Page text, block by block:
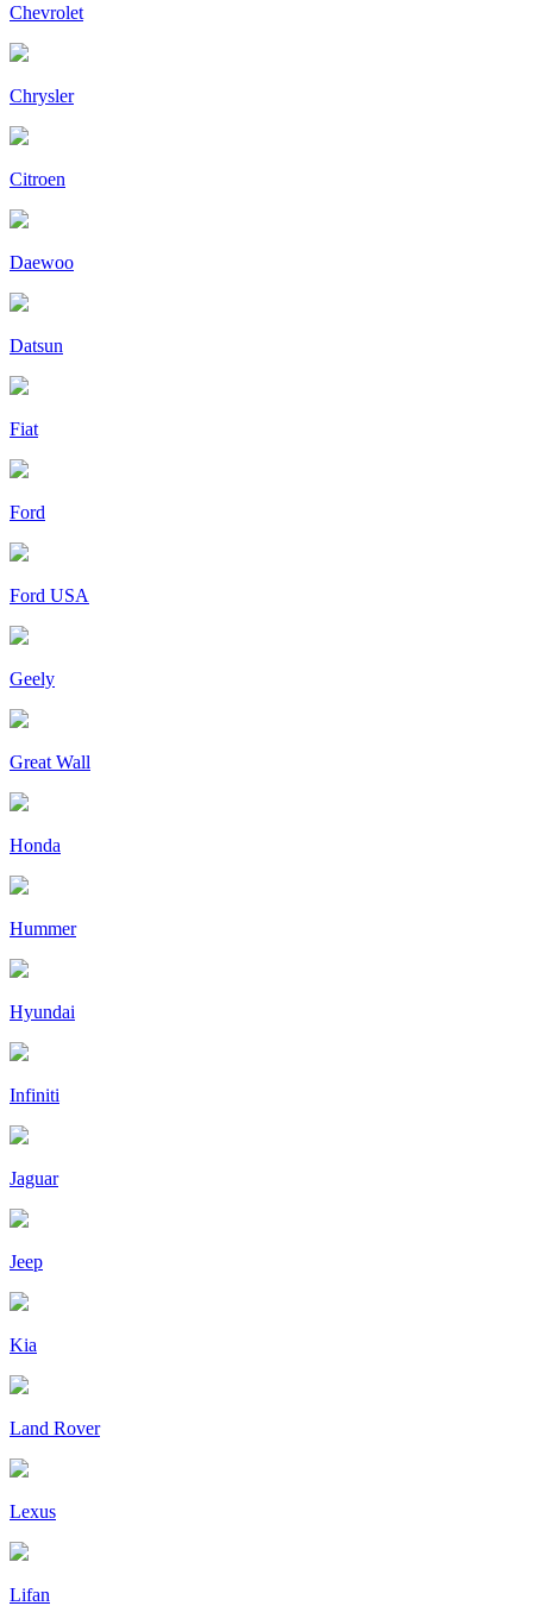
Chevrolet
Chrysler
Citroen
Daewoo
Datsun
Fiat
Ford
Ford USA
Geely
Great Wall
Honda
Hummer
Hyundai
Infiniti
Jaguar
Jeep
Kia
Land Rover
Lexus
Lifan